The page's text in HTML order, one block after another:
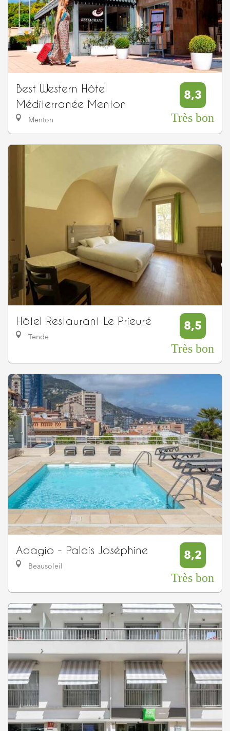
Best Western Hôtel
Méditerranée Menton
Menton
8,3
Très bon
Hôtel Restaurant Le Prieuré
Tende
8,5
Très bon
Adagio - Palais Joséphine
Beausoleil
8,2
Très bon